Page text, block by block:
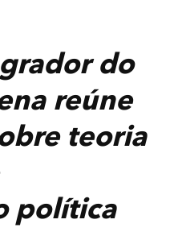
do
reúne
teoria
política